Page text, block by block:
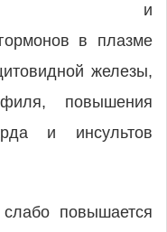
и
в плазме
железы,
повышения
и инсультов
повышается